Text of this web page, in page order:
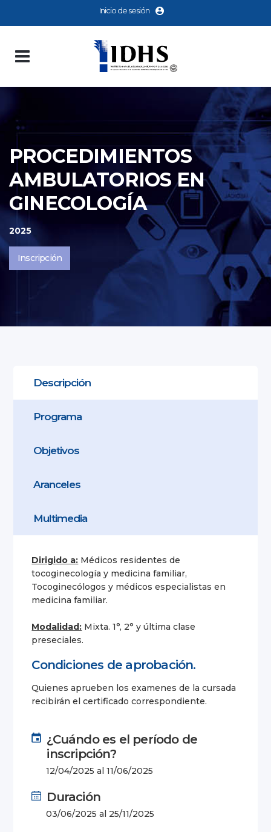
Inicio de sesión
PROCEDIMIENTOS
AMBULATORIOS EN
GINECOLOGÍA
2025
Inscripción
Descripción
Programa
Objetivos
Aranceles
Multimedia
Dirigido a: Médicos residentes de
tocoginecología y medicina familiar,
Tocoginecólogos y médicos especialistas en
medicina familiar.
Modalidad: Mixta. 1°, 2° y última clase
preseciales.
Condiciones de aprobación.
Quienes aprueben los examenes de la cursada
recibirán el certificado correspondiente.
¿Cuándo es el período de
inscripción?
12/04/2025 al 11/06/2025
Duración
03/06/2025 al 25/11/2025